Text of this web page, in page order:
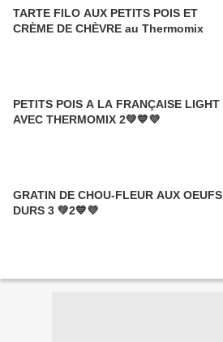
TARTE FILO AUX PETITS POIS ET
CRÈME DE CHÈVRE au Thermomix
PETITS POIS A LA FRANÇAISE LIGHT
AVEC THERMOMIX 2💚💙💜
GRATIN DE CHOU-FLEUR AUX OEUFS
DURS 3 💚2💙💜